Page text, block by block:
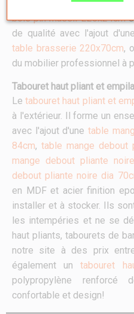
bancs en bois pin
bois pin massif 220x24cm
de qualité avec l'ajout d'une
table brasserie 220x70cm,
du mobilier professionnel à
Tabouret haut pliant et
Letabouret haut pliant et
à l'extérieur. Il forme un
avec l'ajout d'une table
84cm, table mange debout
mange debout pliante
debout pliante noire dia
en MDF et acier finition
installer et à stocker. Ils
les intempéries et ne se
haut pliants, tabourets de
notre site à des prix
également untabouret
polypropylène
confortable et design!